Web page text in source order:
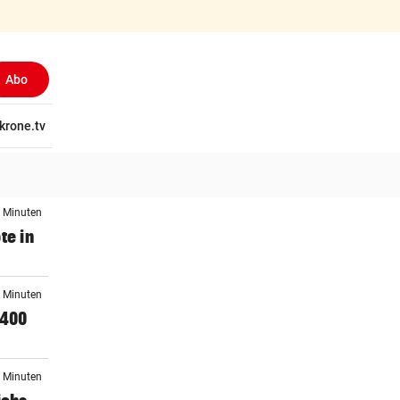
Abo
krone.tv
Minuten
in
Minuten
Minuten